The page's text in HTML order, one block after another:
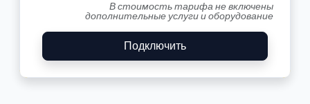
В стоимость тарифа не включены
дополнительные услуги и оборудование
Подключить